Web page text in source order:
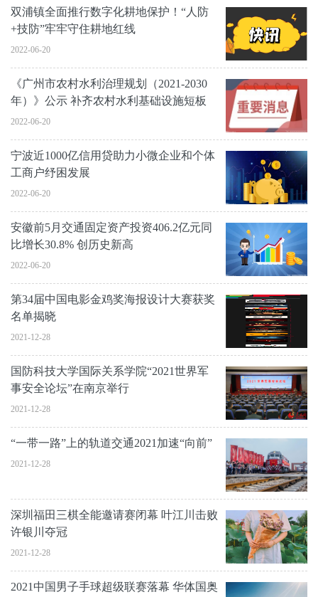
双浦镇全面推行数字化耕地保护！“人防
+技防”牢牢守住耕地红线
2022-06-20
《广州市农村水利治理规划（2021-2030
年）》公示 补齐农村水利基础设施短板
2022-06-20
宁波近1000亿信用贷助力小微企业和个体
工商户纾困发展
2022-06-20
安徽前5月交通固定资产投资406.2亿元同
比增长30.8% 创历史新高
2022-06-20
第34届中国电影金鸡奖海报设计大赛获奖
名单揭晓
2021-12-28
国防科技大学国际关系学院“2021世界军
事安全论坛”在南京举行
2021-12-28
“一带一路”上的轨道交通2021加速“向前”
2021-12-28
深圳福田三棋全能邀请赛闭幕 叶江川击败
许银川夺冠
2021-12-28
2021中国男子手球超级联赛落幕 华体国奥